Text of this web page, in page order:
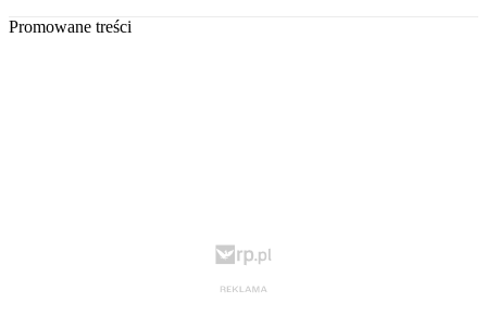
Promowane treści